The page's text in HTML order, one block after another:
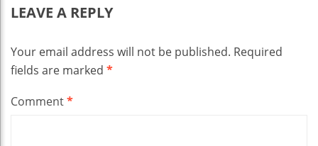
LEAVE A REPLY
Your email address will not be published. Required
fields are marked *
Comment*